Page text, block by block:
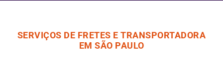
SERVIÇOS DE FRETES E TRANSPORTADORA
EM SÃO PAULO